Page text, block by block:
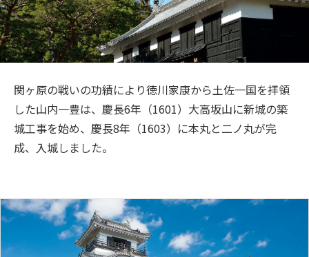
旅のお役立ち情報
閉じる
関ヶ原の戦いの功績により徳川家康から土佐一国を拝領
した山内一豊は、慶長6年（1601）大高坂山に新城の築
城工事を始め、慶長8年（1603）に本丸と二ノ丸が完
成、入城しました。